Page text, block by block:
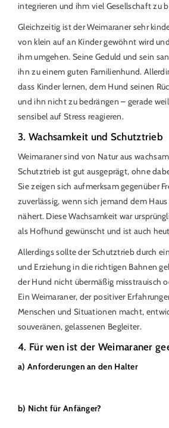
integrieren und ihm viel Gesellschaft zu
Gleichzeitig ist der Weimaraner sehr
von klein auf an Kinder gewöhnt wird
ihm umgehen. Seine Geduld und sein
ihn zu einem guten Familienhund.
dass Kinder lernen, dem Hund seinen
und ihn nicht zu bedrängen – gerade
sensibel auf Stress reagieren.
3. Wachsamkeit und Schutztrieb
Weimaraner sind von Natur aus
Schutztrieb ist gut ausgeprägt, ohne
Sie zeigen sich aufmerksam gegenüber
zuverlässig, wenn sich jemand dem
nähert. Diese Wachsamkeit war
als Hofhund gewünscht und ist auch
Allerdings sollte der Schutztrieb durch
und Erziehung in die richtigen Bahnen
der Hund nicht übermäßig misstrauisch
Ein Weimaraner, der positiver
Menschen und Situationen macht,
souveränen, gelassenen Begleiter.
4. Für wen ist der Weimaraner
a) Anforderungen an den Halter
b) Nicht für Anfänger?